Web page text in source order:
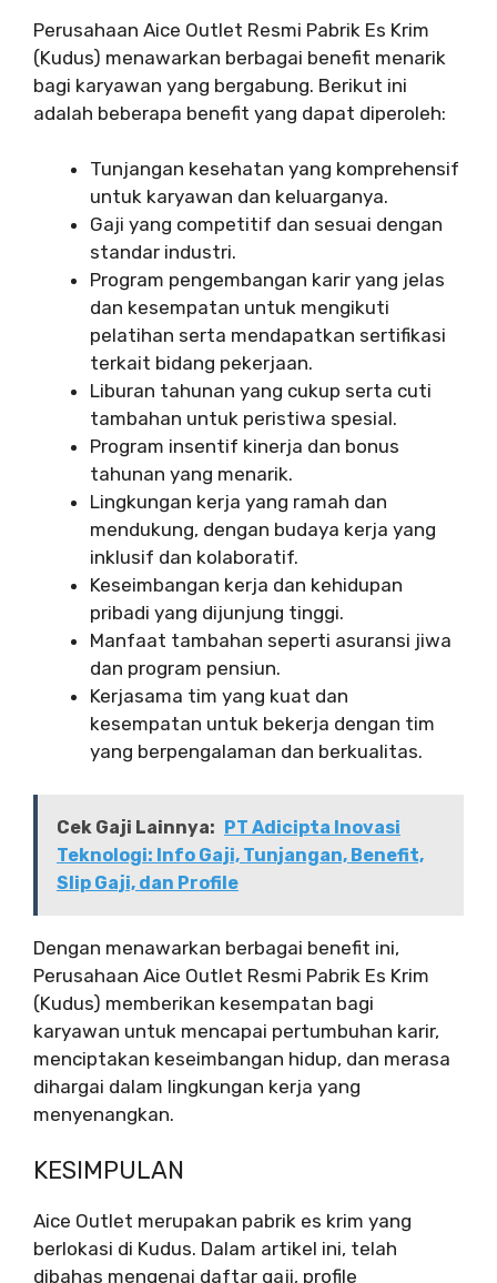
Perusahaan Aice Outlet Resmi Pabrik Es Krim
(Kudus) menawarkan berbagai benefit menarik
bagi karyawan yang bergabung. Berikut ini
adalah beberapa benefit yang dapat diperoleh:
Tunjangan kesehatan yang komprehensif
untuk karyawan dan keluarganya.
Gaji yang competitif dan sesuai dengan
standar industri.
Program pengembangan karir yang jelas
dan kesempatan untuk mengikuti
pelatihan serta mendapatkan sertifikasi
terkait bidang pekerjaan.
Liburan tahunan yang cukup serta cuti
tambahan untuk peristiwa spesial.
Program insentif kinerja dan bonus
tahunan yang menarik.
Lingkungan kerja yang ramah dan
mendukung, dengan budaya kerja yang
inklusif dan kolaboratif.
Keseimbangan kerja dan kehidupan
pribadi yang dijunjung tinggi.
Manfaat tambahan seperti asuransi jiwa
dan program pensiun.
Kerjasama tim yang kuat dan
kesempatan untuk bekerja dengan tim
yang berpengalaman dan berkualitas.
Cek Gaji Lainnya: PT Adicipta Inovasi
Teknologi: Info Gaji, Tunjangan, Benefit,
Slip Gaji, dan Profile
Dengan menawarkan berbagai benefit ini,
Perusahaan Aice Outlet Resmi Pabrik Es Krim
(Kudus) memberikan kesempatan bagi
karyawan untuk mencapai pertumbuhan karir,
menciptakan keseimbangan hidup, dan merasa
dihargai dalam lingkungan kerja yang
menyenangkan.
KESIMPULAN
Aice Outlet merupakan pabrik es krim yang
berlokasi di Kudus. Dalam artikel ini, telah
dibahas mengenai daftar gaji, profile